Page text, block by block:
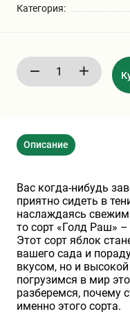
Шарафуга
Бирючина
Плющ
Кустарники
ПАМПАСНАЯ
(КОРТАДЕРИЯ)
Кизильник
Олеандр
Экзотические
Декоративные
Хвойные
Клематис
Глициния
Гвоздика
Категория:
Описание
Вас когда-нибудь
приятно сидеть в
наслаждаясь
то сорт «Голд Раш»
Этот сорт яблок
вашего сада и
вкусом, но и
погрузимся в мир
разберемся, почему
именно этого сорта.